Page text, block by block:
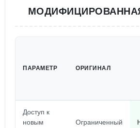
ПАРАМЕТР ОРИГИНАЛ
Доступ к
новым
Ограниченный